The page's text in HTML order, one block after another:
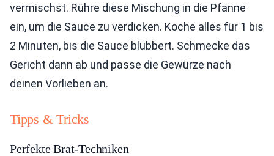
vermischst. Rühre diese Mischung in die Pfanne
ein, um die Sauce zu verdicken. Koche alles für 1 bis
2 Minuten, bis die Sauce blubbert. Schmecke das
Gericht dann ab und passe die Gewürze nach
deinen Vorlieben an.
Tipps & Tricks
Perfekte Brat-Techniken